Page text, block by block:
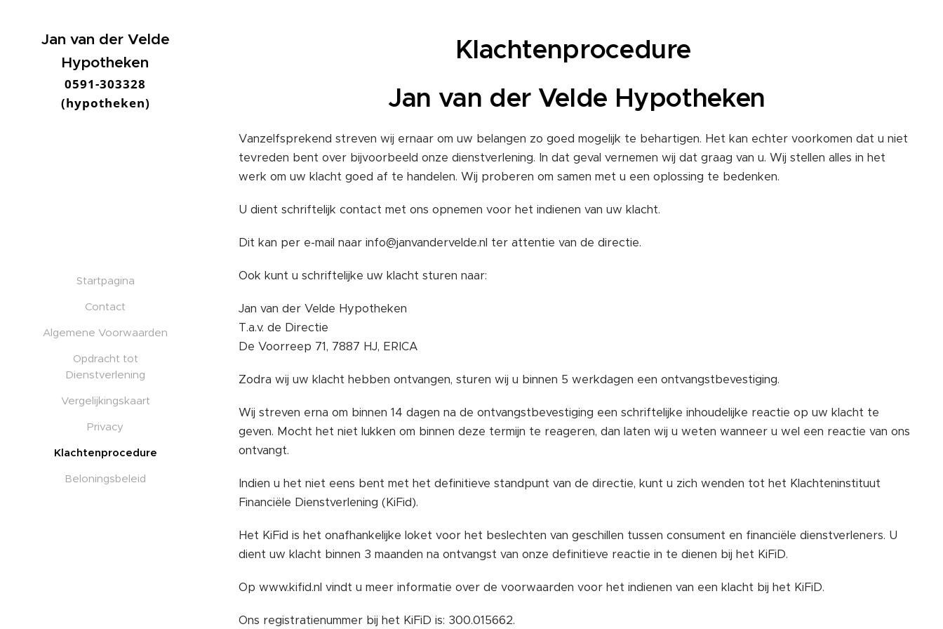
Jan van der Velde
Hypotheken
0591-303328
(hypotheken)
Startpagina
Contact
Algemene Voorwaarden
Opdracht tot
Dienstverlening
Vergelijkingskaart
Privacy
Klachtenprocedure
Beloningsbeleid
Klachtenprocedure
Jan van der Velde Hypotheken
Vanzelfsprekend streven wij ernaar om uw belangen zo goed mogelijk te behartigen. Het kan echter voorkomen dat u niet
tevreden bent over bijvoorbeeld onze dienstverlening. In dat geval vernemen wij dat graag van u. Wij stellen alles in het
werk om uw klacht goed af te handelen. Wij proberen om samen met u een oplossing te bedenken.
U dient schriftelijk contact met ons opnemen voor het indienen van uw klacht.
Dit kan per e-mail naar info@janvandervelde.nl ter attentie van de directie.
Ook kunt u schriftelijke uw klacht sturen naar:
Jan van der Velde Hypotheken
T.a.v. de Directie
De Voorreep 71, 7887 HJ, ERICA
Zodra wij uw klacht hebben ontvangen, sturen wij u binnen 5 werkdagen een ontvangstbevestiging.
Wij streven erna om binnen 14 dagen na de ontvangstbevestiging een schriftelijke inhoudelijke reactie op uw klacht te
geven. Mocht het niet lukken om binnen deze termijn te reageren, dan laten wij u weten wanneer u wel een reactie van ons
ontvangt.
Indien u het niet eens bent met het definitieve standpunt van de directie, kunt u zich wenden tot het Klachteninstituut
Financiële Dienstverlening (KiFid).
Het KiFid is het onafhankelijke loket voor het beslechten van geschillen tussen consument en financiële dienstverleners. U
dient uw klacht binnen 3 maanden na ontvangst van onze definitieve reactie in te dienen bij het KiFiD.
Op www.kifid.nl vindt u meer informatie over de voorwaarden voor het indienen van een klacht bij het KiFiD.
Ons registratienummer bij het KiFiD is: 300.015662.